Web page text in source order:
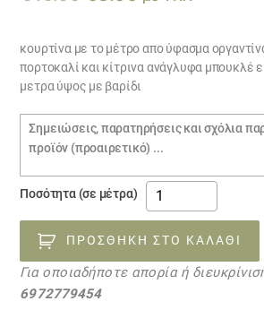
was:
€16.00.
τιμή
είναι:
κουρτίνα με το μέτρο απο ύφασμα
πορτοκαλί και κίτρινα ανάγλυφα μπουκλέ
μετρα ύψος με βαρίδι
Σημειώσεις
παραγγελίας
Ποσότητα (σε μέτρα)
κουρτίνα
με
το
μέτρο
μπουκλέ
ΠΡΟΣΘΉΚΗ ΣΤΟ ΚΑΛΆΘΙ
Για οποιαδήποτε απορία ή
6972779454